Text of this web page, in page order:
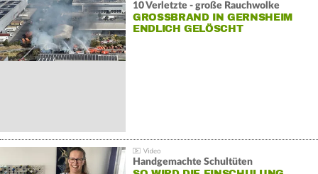
10 Verletzte - große Rauchwolke
GROSSBRAND IN GERNSHEIM E
NDLICH GELÖSCHT
Handgemachte Schultüten